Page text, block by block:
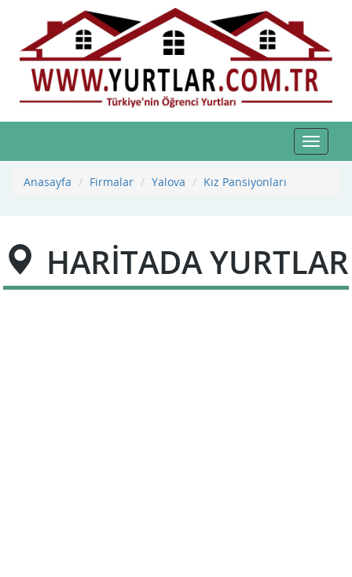
Toggle
Anasayfa
Firmalar Yalova Kız Pansiyonları
HARİTADA YURTLAR